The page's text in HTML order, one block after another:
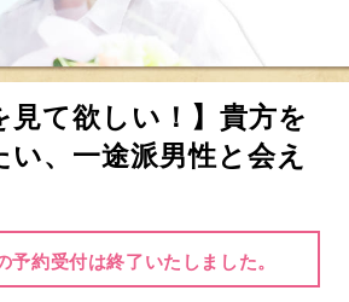
見て欲しい！】貴方を
い、一途派男性と会え
予約受付は終了いたしました。